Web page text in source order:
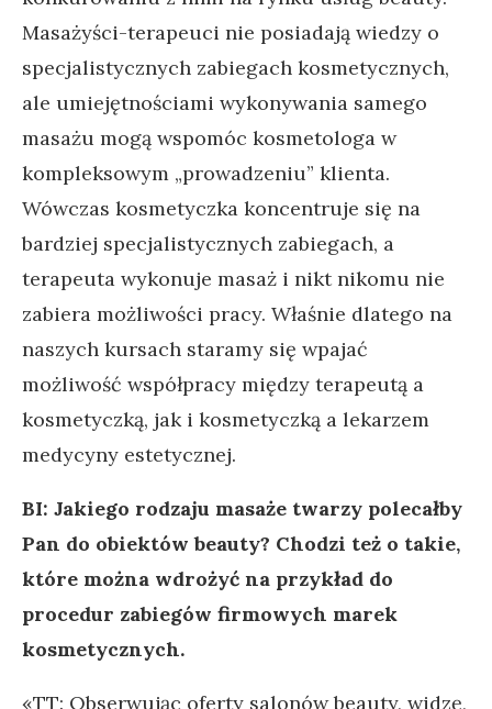
Masażyści-terapeuci nie posiadają wiedzy o
specjalistycznych zabiegach kosmetycznych,
ale umiejętnościami wykonywania samego
masażu mogą wspomóc kosmetologa w
kompleksowym „prowadzeniu” klienta.
Wówczas kosmetyczka koncentruje się na
bardziej specjalistycznych zabiegach, a
terapeuta wykonuje masaż i nikt nikomu nie
zabiera możliwości pracy. Właśnie dlatego na
naszych kursach staramy się wpajać
możliwość współpracy między terapeutą a
kosmetyczką, jak i kosmetyczką a lekarzem
medycyny estetycznej.
BI: Jakiego rodzaju masaże twarzy polecałby
Pan do obiektów beauty? Chodzi też o takie,
które można wdrożyć na przykład do
procedur zabiegów firmowych marek
kosmetycznych.
«TT: Obserwując oferty salonów beauty, widzę,